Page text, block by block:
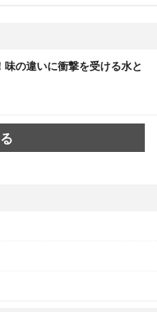
の違いに衝撃を受ける水と